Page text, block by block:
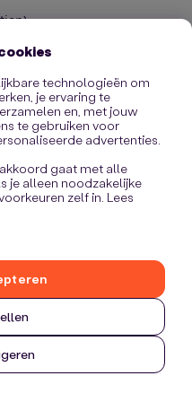
.
technologieën om
je ervaring te
en, met jouw
te gebruiken voor
advertenties.
gaat met alle
je alleen noodzakelijke
zelf in. Lees